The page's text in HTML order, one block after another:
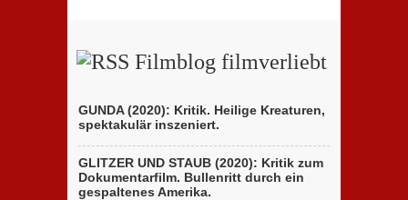
Filmblog filmverliebt
GUNDA (2020): Kritik. Heilige Kreaturen,
spektakulär inszeniert.
GLITZER UND STAUB (2020): Kritik zum
Dokumentarfilm. Bullenritt durch ein
gespaltenes Amerika.